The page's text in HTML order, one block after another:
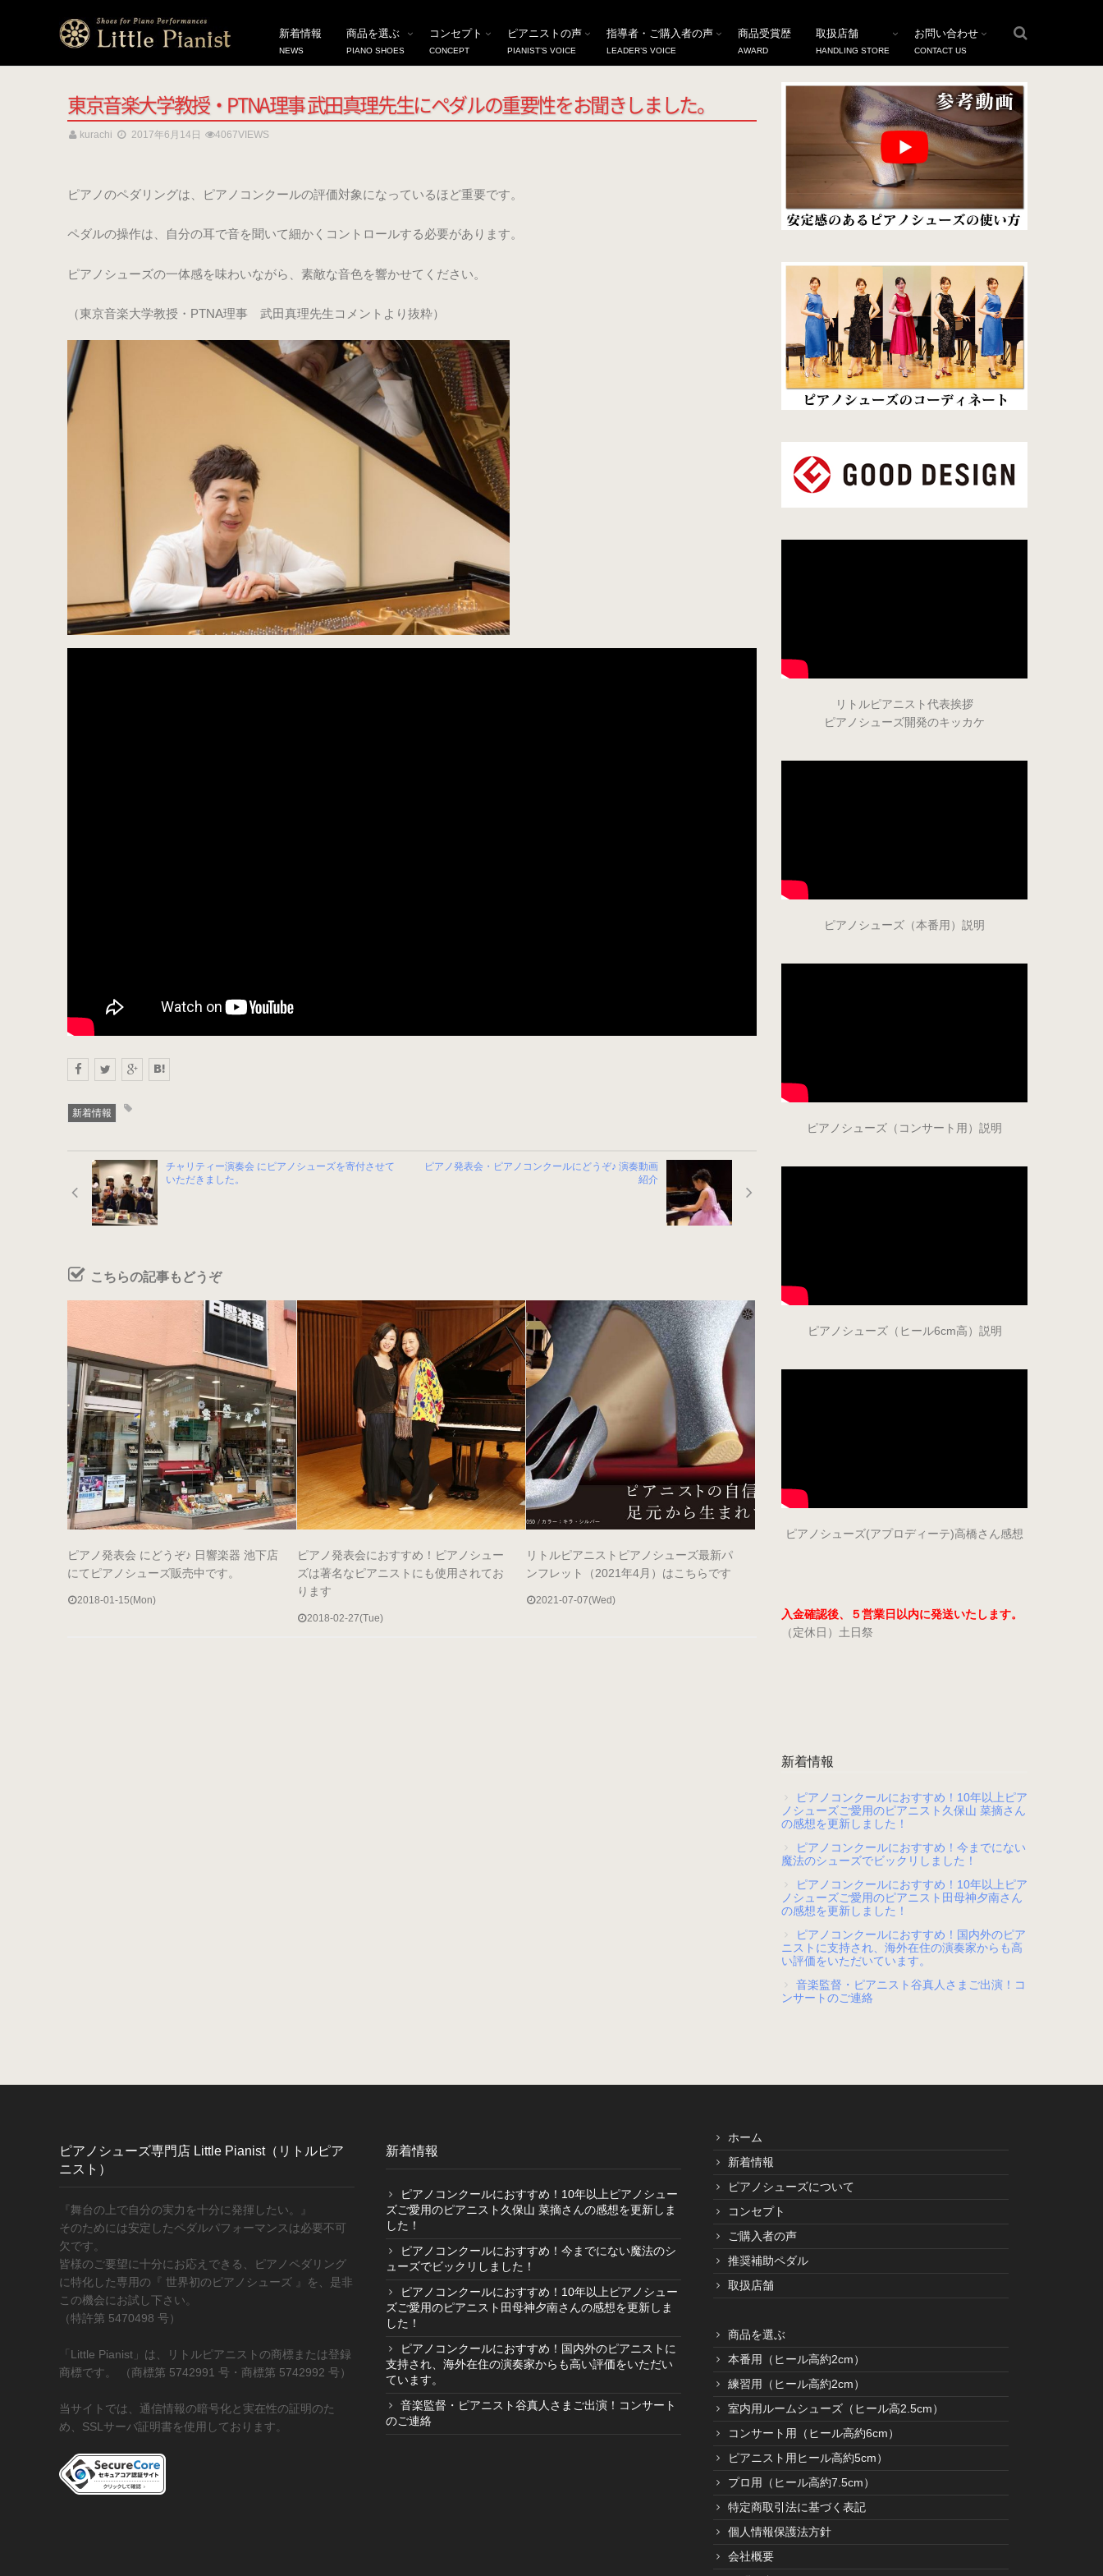
新着情報
NEWS
商品を選ぶ
PIANO SHOES
コンセプト
CONCEPT
ピアニストの声
PIANIST’S VOICE
指導者・ご購入者の声
LEADER’S VOICE
商品受賞歴
AWARD
取扱店舗
HANDLING STORE
お問い合わせ
CONTACT US
新着情報 東京音楽大学教授・PTNA理事 武田真理先生にペダルの重要性をお聞きしました。
東京音楽大学教授・PTNA理事 武田真理先生にペダルの重要性をお聞きしました。
kurachi 2017年6月14日 4067VIEWS
ピアノのペダリングは、ピアノコンクールの評価対象になっているほど重要です。
ペダルの操作は、自分の耳で音を聞いて細かくコントロールする必要があります。
ピアノシューズの一体感を味わいながら、素敵な音色を響かせてください。
（東京音楽大学教授・PTNA理事 武田真理先生コメントより抜粋）
新着情報
チャリティー演奏会 にピアノシューズを寄付させて
いただきました。
ピアノ発表会・ピアノコンクールにどうぞ♪ 演奏動画
紹介
こちらの記事もどうぞ
ピアノ発表会 にどうぞ♪ 日響楽器 池下店
にてピアノシューズ販売中です。
2018-01-15(Mon)
ピアノ発表会におすすめ！ピアノシュー
ズは著名なピアニストにも使用されてお
ります
2018-02-27(Tue)
リトルピアニストピアノシューズ最新パ
ンフレット（2021年4月）はこちらです
2021-07-07(Wed)
リトルピアニスト代表挨拶
ピアノシューズ開発のキッカケ
ピアノシューズ（本番用）説明
ピアノシューズ（コンサート用）説明
ピアノシューズ（ヒール6cm高）説明
ピアノシューズ(アプロディーテ)高橋さん感想
入金確認後、５営業日以内に発送いたします。
（定休日）土日祭
新着情報
ピアノコンクールにおすすめ！10年以上ピア
ノシューズご愛用のピアニスト久保山 菜摘さん
の感想を更新しました！
ピアノコンクールにおすすめ！今までにない
魔法のシューズでビックリしました！
ピアノコンクールにおすすめ！10年以上ピア
ノシューズご愛用のピアニスト田母神夕南さん
の感想を更新しました！
ピアノコンクールにおすすめ！国内外のピア
ニストに支持され、海外在住の演奏家からも高
い評価をいただいています。
音楽監督・ピアニスト谷真人さまご出演！コ
ンサートのご連絡
ピアノシューズ専門店 Little Pianist（リトルピア
ニスト）
『舞台の上で自分の実力を十分に発揮したい。』
そのためには安定したペダルパフォーマンスは必要不可
欠です。
皆様のご要望に十分にお応えできる、ピアノペダリング
に特化した専用の『 世界初のピアノシューズ 』を、是非
この機会にお試し下さい。
（特許第 5470498 号）
「Little Pianist」は、リトルピアニストの商標または登録
商標です。 （商標第 5742991 号・商標第 5742992 号）
当サイトでは、通信情報の暗号化と実在性の証明のた
め、SSLサーバ証明書を使用しております。
新着情報
ピアノコンクールにおすすめ！10年以上ピアノシュー
ズご愛用のピアニスト久保山 菜摘さんの感想を更新しま
した！
ピアノコンクールにおすすめ！今までにない魔法のシ
ューズでビックリしました！
ピアノコンクールにおすすめ！10年以上ピアノシュー
ズご愛用のピアニスト田母神夕南さんの感想を更新しま
した！
ピアノコンクールにおすすめ！国内外のピアニストに
支持され、海外在住の演奏家からも高い評価をいただい
ています。
音楽監督・ピアニスト谷真人さまご出演！コンサート
のご連絡
ホーム
新着情報
ピアノシューズについて
コンセプト
ご購入者の声
推奨補助ペダル
取扱店舗
商品を選ぶ
本番用（ヒール高約2cm）
練習用（ヒール高約2cm）
室内用ルームシューズ（ヒール高2.5cm）
コンサート用（ヒール高約6cm）
ピアニスト用ヒール高約5cm）
プロ用（ヒール高約7.5cm）
特定商取引法に基づく表記
個人情報保護法方針
会社概要